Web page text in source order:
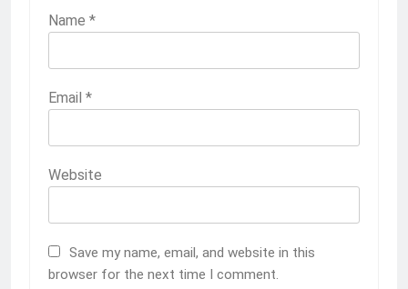
Name *
Email *
Website
Save my name, email, and website in this
browser for the next time I comment.
Wilayah Surabaya
Orangtua untuk Sukseskan PKL
Kompetensi Keahlian TKRO
NEWS PKL